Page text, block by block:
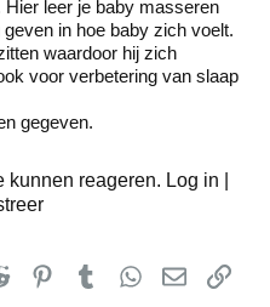
leer je baby masseren
in hoe baby zich voelt.
waardoor hij zich
voor verbetering van slaap
gegeven.
reageren. Log in |
Reddit PinterestTumblrWhatsApp
E-mail